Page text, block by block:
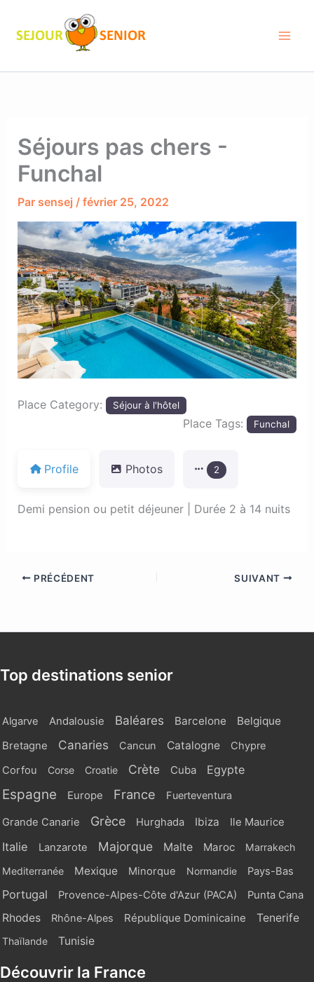
contenu
Séjours pas chers -
Funchal
Par sensej / février 25, 2022
Previous Next
Place Category: Séjour à l'hôtel
Place Tags: Funchal
Profile Photos 2
Demi pension ou petit déjeuner | Durée 2 à 14 nuits
PRÉCÉDENT SUIVANT
Top destinations senior
Algarve Andalousie Baléares Barcelone Belgique
Bretagne Canaries Cancun Catalogne
Chypre
Corfou
Corse Croatie Crète Cuba Egypte
Espagne Europe France Fuerteventura
Grande Canarie Grèce Hurghada Ibiza Ile Maurice
Italie Lanzarote Majorque Malte Maroc
Marrakech
Mediterranée
Mexique Minorque Normandie Pays-Bas
Portugal Provence-Alpes-Côte d'Azur (PACA) Punta Cana
Rhodes Rhône-Alpes République Dominicaine Tenerife
Thaïlande Tunisie
Découvrir la France